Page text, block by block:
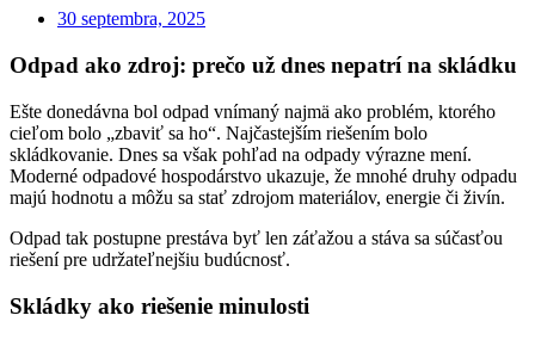
30 septembra, 2025
Odpad ako zdroj: prečo už dnes nepatrí na skládku
Ešte donedávna bol odpad vnímaný najmä ako problém, ktorého
cieľom bolo „zbaviť sa ho“. Najčastejším riešením bolo
skládkovanie. Dnes sa však pohľad na odpady výrazne mení.
Moderné odpadové hospodárstvo ukazuje, že mnohé druhy odpadu
majú hodnotu a môžu sa stať zdrojom materiálov, energie či živín.
Odpad tak postupne prestáva byť len záťažou a stáva sa súčasťou
riešení pre udržateľnejšiu budúcnosť.
Skládky ako riešenie minulosti